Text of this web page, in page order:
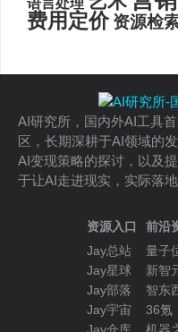
费用定价 资源检
AI研究所，国内外AI工具
区，长期深耕于AI领域的
AI变现策略的探讨，以及
于让AI走进现实，实际落
资源入口
Jay总站
Jay星球
Jay部落
Jay宇宙
前沿
量子
新智
智东
36氪